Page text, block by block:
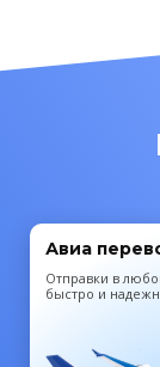
Авиа
Отправки в
быстро и